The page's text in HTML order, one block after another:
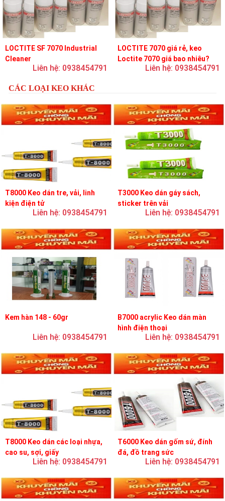
LOCTITE SF 7070 Industrial
Cleaner
Liên hệ: 0938454791
LOCTITE 7070 giá rẻ, keo
Loctite 7070 giá bao nhiêu?
Liên hệ: 0938454791
CÁC LOẠI KEO KHÁC
T8000 Keo dán tre, vải, linh
kiện điện tử
Liên hệ: 0938454791
T3000 Keo dán gáy sách,
sticker trên vải
Liên hệ: 0938454791
Kem hàn 148 - 60gr
Liên hệ: 0938454791
B7000 acrylic Keo dán màn
hình điện thoại
Liên hệ: 0938454791
T8000 Keo dán các loại nhựa,
cao su, sợi, giấy
Liên hệ: 0938454791
T6000 Keo dán gốm sứ, đính
đá, đồ trang sức
Liên hệ: 0938454791